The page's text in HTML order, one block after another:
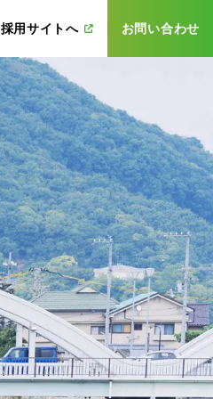
採用サイトへ お問い合わせ